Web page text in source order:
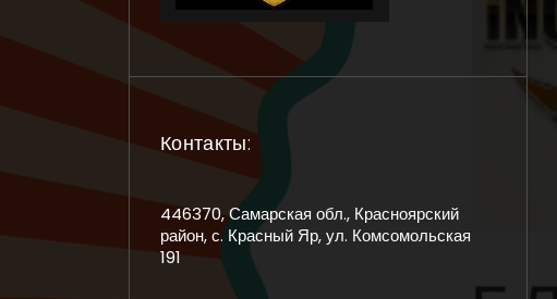
Контакты:
446370, Самарская обл., Красноярский
район, с. Красный Яр, ул. Комсомольская
191